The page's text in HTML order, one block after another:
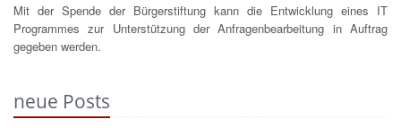
Mit der Spende der Bürgerstiftung kann die Entwicklung eines IT
Programmes zur Unterstützung der Anfragenbearbeitung in Auftrag
gegeben werden.
neue Posts